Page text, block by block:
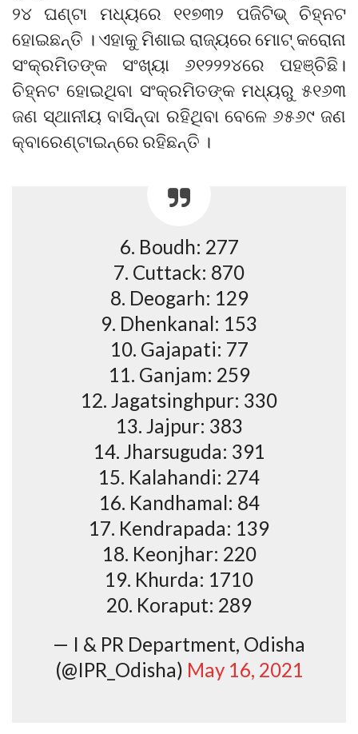
୨୪ ଘଣ୍ଟା ମଧ୍ୟରେ ୧୧୭୩୨ ପଜିଟିଭ୍ ଚିହ୍ନଟ
ହୋଇଛନ୍ତି । ଏହାକୁ ମିଶାଇ ରାଜ୍ୟରେ ମୋଟ୍ କରୋନା
ସଂକ୍ରମିତଙ୍କ ସଂଖ୍ୟା ୬୧୨୨୨୪ରେ ପହଞ୍ଚିଛି।
ଚିହ୍ନଟ ହୋଇଥିବା ସଂକ୍ରମିତଙ୍କ ମଧ୍ୟରୁ ୫୧୬୩
ଜଣ ସ୍ଥାନୀୟ ବାସିନ୍ଦା ରହିଥିବା ବେଳେ ୬୫୬୯ ଜଣ
କ୍ବାରେଣ୍ଟାଇନ୍‌ରେ ରହିଛନ୍ତି ।
6. Boudh: 277
7. Cuttack: 870
8. Deogarh: 129
9. Dhenkanal: 153
10. Gajapati: 77
11. Ganjam: 259
12. Jagatsinghpur: 330
13. Jajpur: 383
14. Jharsuguda: 391
15. Kalahandi: 274
16. Kandhamal: 84
17. Kendrapada: 139
18. Keonjhar: 220
19. Khurda: 1710
20. Koraput: 289
— I & PR Department, Odisha
(@IPR_Odisha) May 16, 2021